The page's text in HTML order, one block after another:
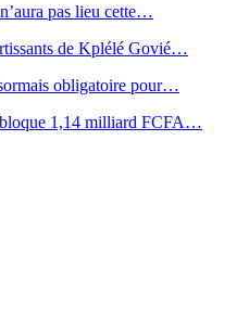
pas lieu cette…
de Kplélé Govié…
obligatoire pour…
1,14 milliard FCFA…